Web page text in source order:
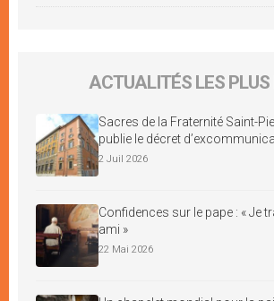
ACTUALITÉS LES PLUS
Sacres de la Fraternité Saint-
publie le décret
2 Juil 2026
Confidences sur le pape : « Je
ami »
22 Mai 2026